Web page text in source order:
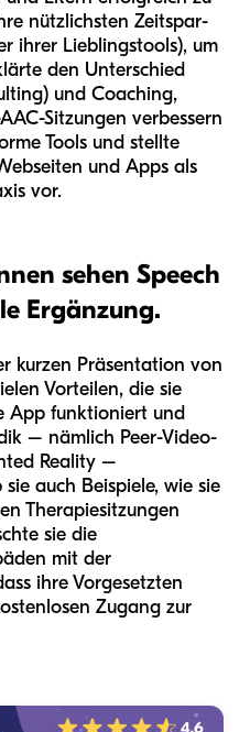
nützlichsten Zeitspar-
ihrer Lieblingstools), um
den Unterschied
und Coaching,
Sitzungen verbessern
Tools und stellte
und Apps als
vor.
sehen Speech
Ergänzung.
kurzen Präsentation von
Vorteilen, die sie
App funktioniert und
– nämlich Peer-Video-
Reality –
auch Beispiele, wie sie
Therapiesitzungen
sie die
mit der
ihre Vorgesetzten
Zugang zur